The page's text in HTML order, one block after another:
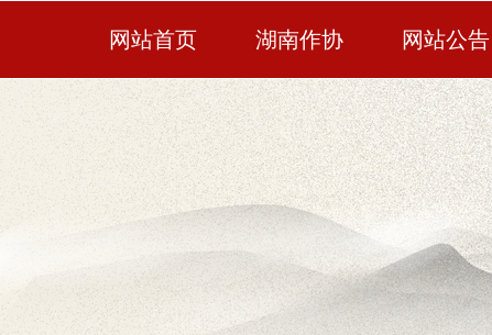
网站首页 湖南作协 网站公告